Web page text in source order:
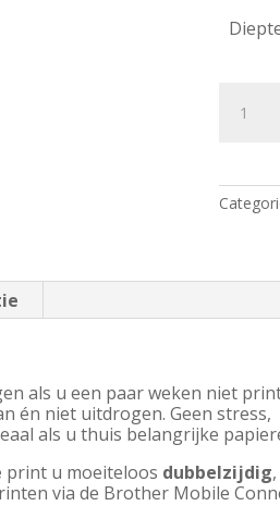
DCP-
als u een paar weken niet
én niet uitdrogen. Geen
als u thuis belangrijke
print u moeiteloos dubbelzijdig
via de Brother Mobile